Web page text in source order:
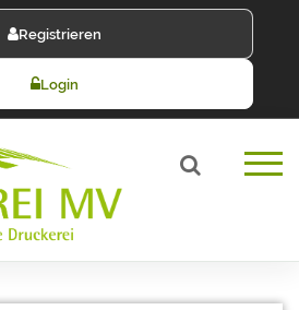
Registrieren
Login